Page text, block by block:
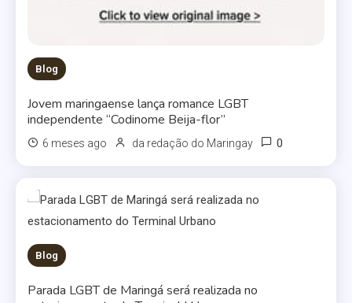
Blog
Jovem maringaense lança romance LGBT
independente “Codinome Beija-flor”
6 meses ago da redação do Maringay 0
Blog
Parada LGBT de Maringá será realizada no